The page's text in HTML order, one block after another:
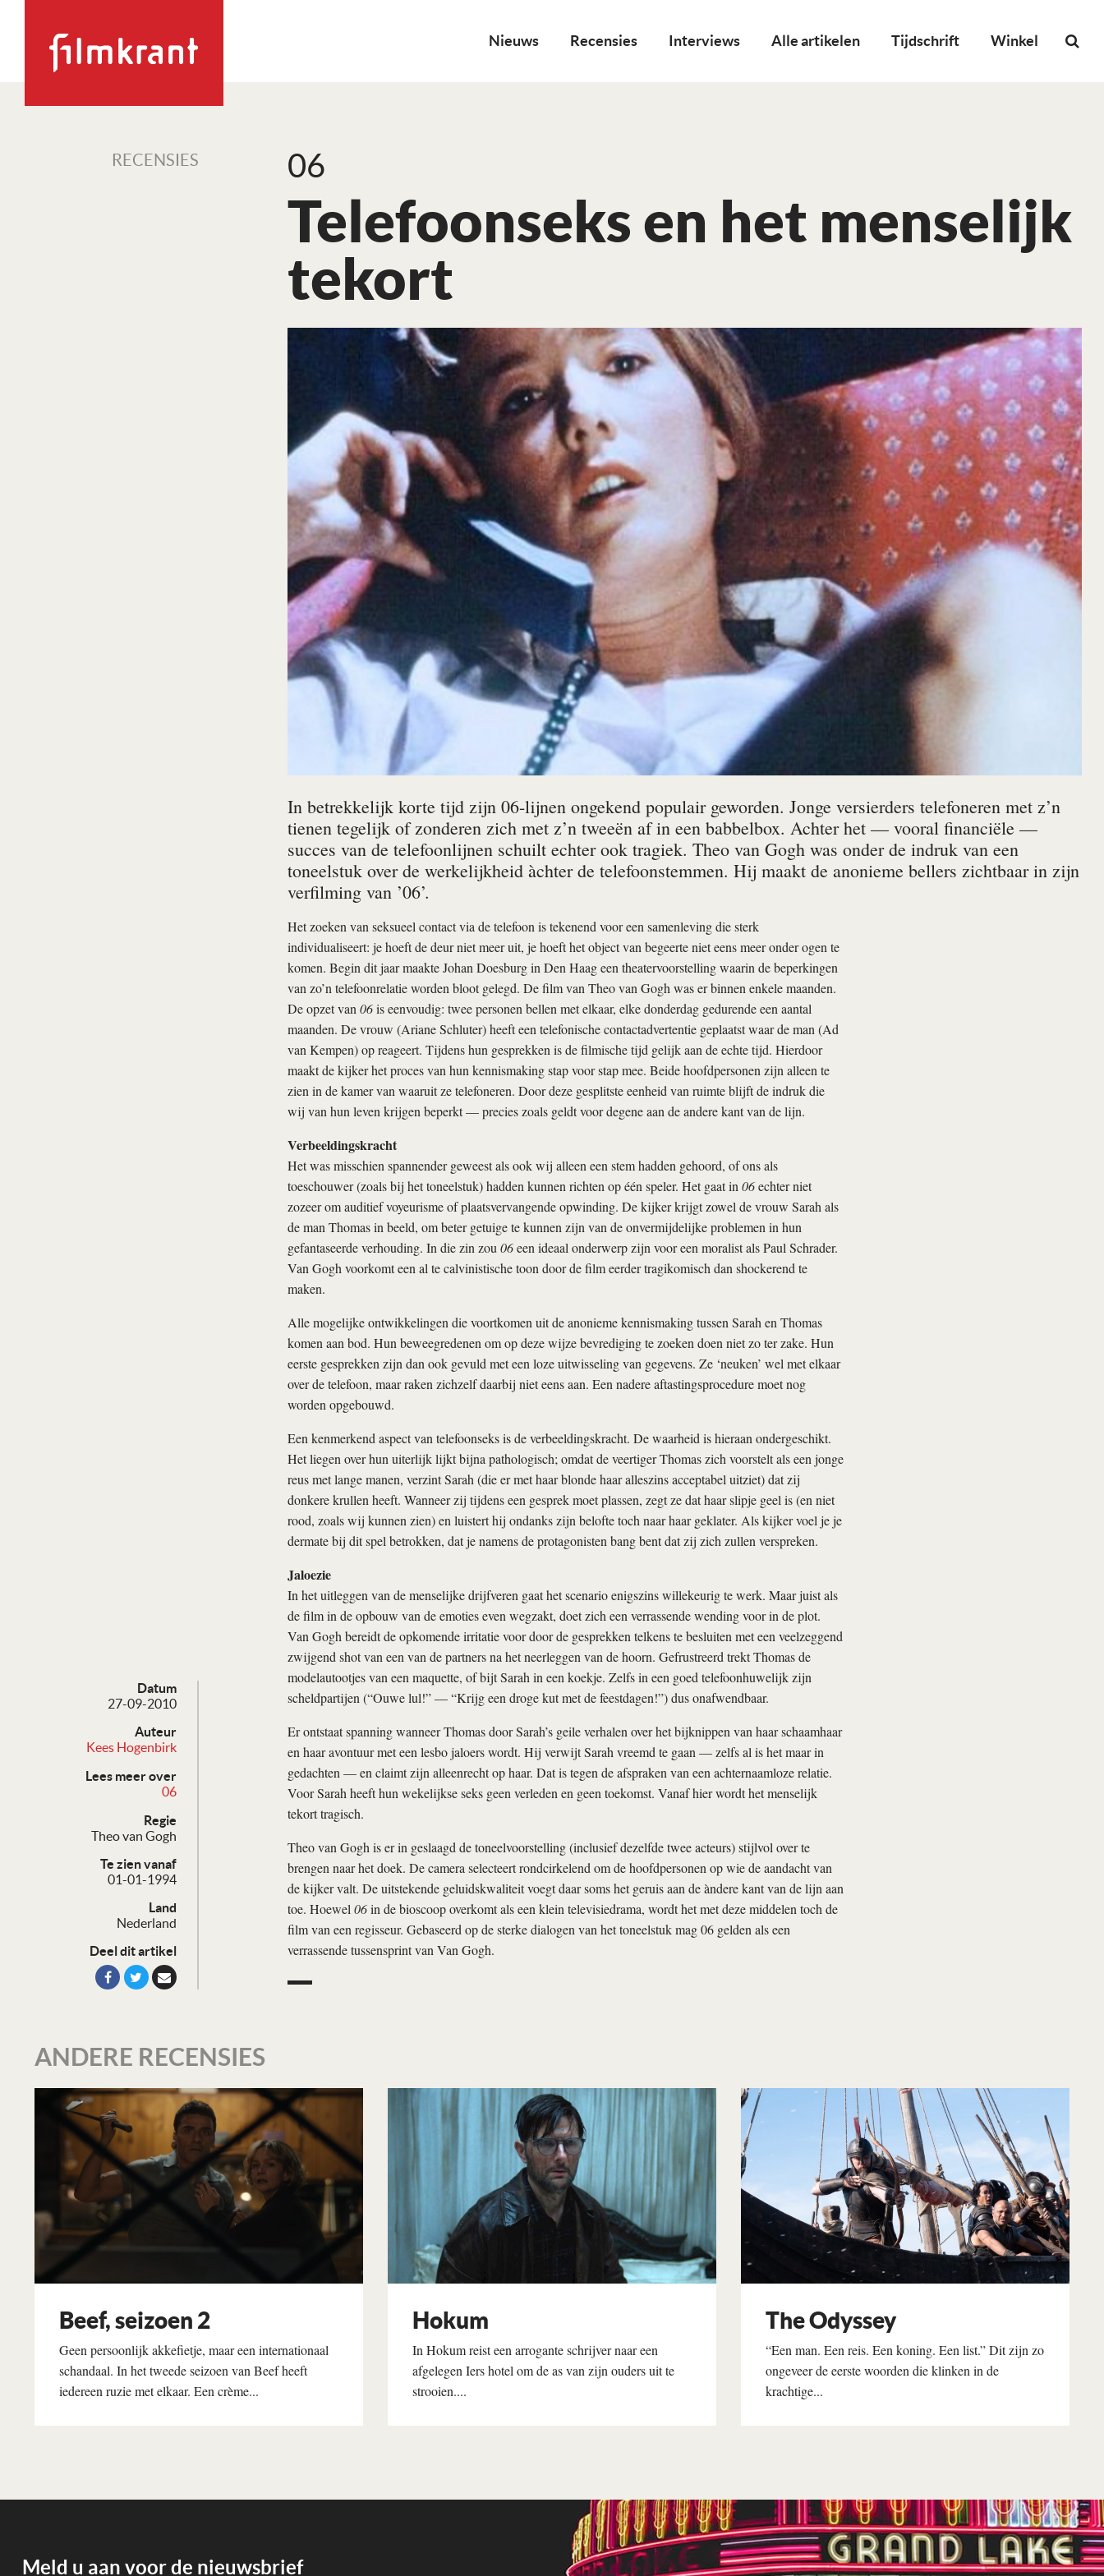
Nieuws Recensies Interviews Alle artikelen Tijdschrift Winkel
RECENSIES 06
Telefoonseks en het menselijk
tekort
Datum
27-09-2010
Auteur
Kees Hogenbirk
Lees meer over
06
Regie
Theo van Gogh
Te zien vanaf
01-01-1994
Land
Nederland
Deel dit artikel
In betrekkelijk korte tijd zijn 06-lijnen ongekend populair geworden. Jonge versierders telefoneren met z’n
tienen tegelijk of zonderen zich met z’n tweeën af in een babbelbox. Achter het — vooral financiële —
succes van de telefoonlijnen schuilt echter ook tragiek. Theo van Gogh was onder de indruk van een
toneelstuk over de werkelijkheid àchter de telefoonstemmen. Hij maakt de anonieme bellers zichtbaar in zijn
verfilming van ’06’.
Het zoeken van seksueel contact via de telefoon is tekenend voor een samenleving die sterk
individualiseert: je hoeft de deur niet meer uit, je hoeft het object van begeerte niet eens meer onder ogen te
komen. Begin dit jaar maakte Johan Doesburg in Den Haag een theatervoorstelling waarin de beperkingen
van zo’n telefoonrelatie worden bloot gelegd. De film van Theo van Gogh was er binnen enkele maanden.
De opzet van 06is eenvoudig: twee personen bellen met elkaar, elke donderdag gedurende een aantal
maanden. De vrouw (Ariane Schluter) heeft een telefonische contactadvertentie geplaatst waar de man (Ad
van Kempen) op reageert. Tijdens hun gesprekken is de filmische tijd gelijk aan de echte tijd. Hierdoor
maakt de kijker het proces van hun kennismaking stap voor stap mee. Beide hoofdpersonen zijn alleen te
zien in de kamer van waaruit ze telefoneren. Door deze gesplitste eenheid van ruimte blijft de indruk die
wij van hun leven krijgen beperkt — precies zoals geldt voor degene aan de andere kant van de lijn.
Verbeeldingskracht
Het was misschien spannender geweest als ook wij alleen een stem hadden gehoord, of ons als
toeschouwer (zoals bij het toneelstuk) hadden kunnen richten op één speler. Het gaat in 06echter niet
zozeer om auditief voyeurisme of plaatsvervangende opwinding. De kijker krijgt zowel de vrouw Sarah als
de man Thomas in beeld, om beter getuige te kunnen zijn van de onvermijdelijke problemen in hun
gefantaseerde verhouding. In die zin zou 06een ideaal onderwerp zijn voor een moralist als Paul Schrader.
Van Gogh voorkomt een al te calvinistische toon door de film eerder tragikomisch dan shockerend te
maken.
Alle mogelijke ontwikkelingen die voortkomen uit de anonieme kennismaking tussen Sarah en Thomas
komen aan bod. Hun beweegredenen om op deze wijze bevrediging te zoeken doen niet zo ter zake. Hun
eerste gesprekken zijn dan ook gevuld met een loze uitwisseling van gegevens. Ze ‘neuken’ wel met elkaar
over de telefoon, maar raken zichzelf daarbij niet eens aan. Een nadere aftastingsprocedure moet nog
worden opgebouwd.
Een kenmerkend aspect van telefoonseks is de verbeeldingskracht. De waarheid is hieraan ondergeschikt.
Het liegen over hun uiterlijk lijkt bijna pathologisch; omdat de veertiger Thomas zich voorstelt als een jonge
reus met lange manen, verzint Sarah (die er met haar blonde haar alleszins acceptabel uitziet) dat zij
donkere krullen heeft. Wanneer zij tijdens een gesprek moet plassen, zegt ze dat haar slipje geel is (en niet
rood, zoals wij kunnen zien) en luistert hij ondanks zijn belofte toch naar haar geklater. Als kijker voel je je
dermate bij dit spel betrokken, dat je namens de protagonisten bang bent dat zij zich zullen verspreken.
Jaloezie
In het uitleggen van de menselijke drijfveren gaat het scenario enigszins willekeurig te werk. Maar juist als
de film in de opbouw van de emoties even wegzakt, doet zich een verrassende wending voor in de plot.
Van Gogh bereidt de opkomende irritatie voor door de gesprekken telkens te besluiten met een veelzeggend
zwijgend shot van een van de partners na het neerleggen van de hoorn. Gefrustreerd trekt Thomas de
modelautootjes van een maquette, of bijt Sarah in een koekje. Zelfs in een goed telefoonhuwelijk zijn
scheldpartijen (“Ouwe lul!” — “Krijg een droge kut met de feestdagen!”) dus onafwendbaar.
Er ontstaat spanning wanneer Thomas door Sarah’s geile verhalen over het bijknippen van haar schaamhaar
en haar avontuur met een lesbo jaloers wordt. Hij verwijt Sarah vreemd te gaan — zelfs al is het maar in
gedachten — en claimt zijn alleenrecht op haar. Dat is tegen de afspraken van een achternaamloze relatie.
Voor Sarah heeft hun wekelijkse seks geen verleden en geen toekomst. Vanaf hier wordt het menselijk
tekort tragisch.
Theo van Gogh is er in geslaagd de toneelvoorstelling (inclusief dezelfde twee acteurs) stijlvol over te
brengen naar het doek. De camera selecteert rondcirkelend om de hoofdpersonen op wie de aandacht van
de kijker valt. De uitstekende geluidskwaliteit voegt daar soms het geruis aan de àndere kant van de lijn aan
toe. Hoewel 06in de bioscoop overkomt als een klein televisiedrama, wordt het met deze middelen toch de
film van een regisseur. Gebaseerd op de sterke dialogen van het toneelstuk mag 06 gelden als een
verrassende tussensprint van Van Gogh.
ANDERE RECENSIES
Beef, seizoen 2
Geen persoonlijk akkefietje, maar een internationaal
schandaal. In het tweede seizoen van Beef heeft
iedereen ruzie met elkaar. Een crème...
Hokum
In Hokum reist een arrogante schrijver naar een
afgelegen Iers hotel om de as van zijn ouders uit te
strooien....
The Odyssey
“Een man. Een reis. Een koning. Een list.” Dit zijn zo
ongeveer de eerste woorden die klinken in de
krachtige...
Meld u aan voor de nieuwsbrief